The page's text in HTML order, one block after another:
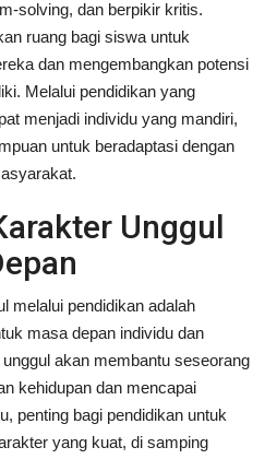
solving, dan berpikir kritis.
ruang bagi siswa untuk
dan mengembangkan potensi
Melalui pendidikan yang
menjadi individu yang mandiri,
untuk beradaptasi dengan
Unggul
melalui pendidikan adalah
masa depan individu dan
akan membantu seseorang
kehidupan dan mencapai
penting bagi pendidikan untuk
yang kuat, di samping